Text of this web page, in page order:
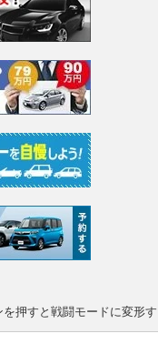
を押すと戦闘モードに変形